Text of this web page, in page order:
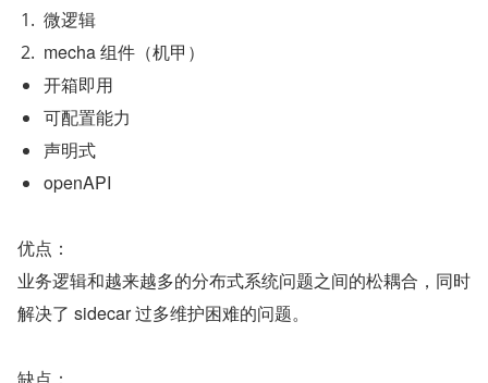
微逻辑
mecha 组件（机甲）
开箱即用
可配置能力
声明式
openAPI
优点：
业务逻辑和越来越多的分布式系统问题之间的松耦合，同时
解决了 sidecar 过多维护困难的问题。